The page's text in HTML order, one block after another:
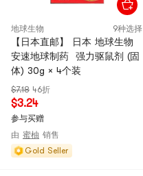
地球生物 9种选择
【日本直邮】 日本 地球生物
安速地球制药 强力驱鼠剂 (固
体) 30g × 4个装
$7.18 46折
$3.24
参与买赠
由 蜜柚 销售
Gold Seller